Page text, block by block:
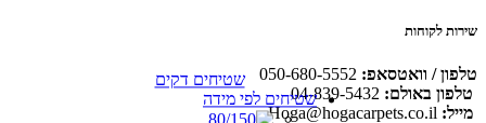
שטיחים דקים
שטיחים לפי מידה
שירות לקוחות
טלפון / וואטסאפ:
טלפון באולם:
מייל: Hoga@hogacarpets.co.il